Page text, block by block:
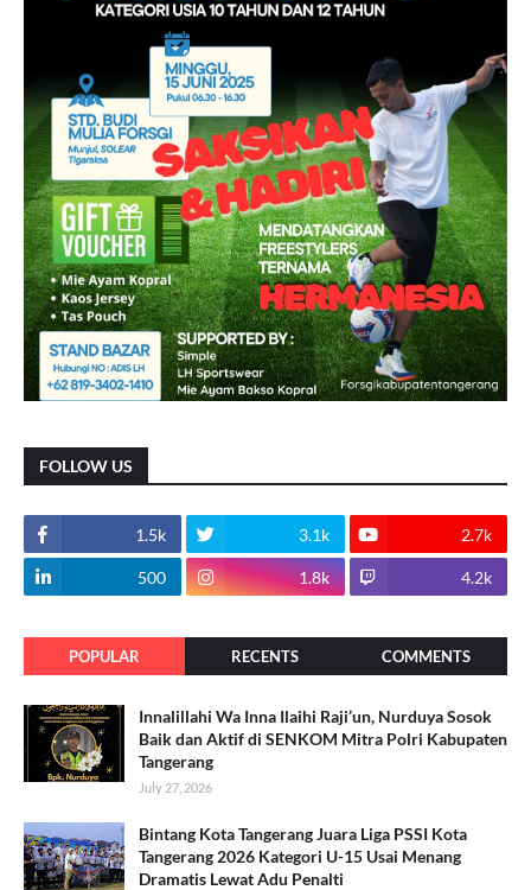
FOLLOW US
1.5k 3.1k 2.7k
500 1.8k 4.2k
POPULAR RECENTS COMMENTS
Innalillahi Wa Inna Ilaihi Raji’un, Nurduya Sosok
Baik dan Aktif di SENKOM Mitra Polri Kabupaten
Tangerang
July 27, 2026
Bintang Kota Tangerang Juara Liga PSSI Kota
Tangerang 2026 Kategori U-15 Usai Menang
Dramatis Lewat Adu Penalti